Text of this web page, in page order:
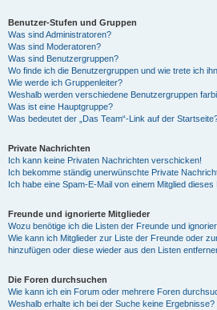
Benutzer-Stufen und Gruppen
Was sind Administratoren?
Was sind Moderatoren?
Was sind Benutzergruppen?
Wo finde ich die Benutzergruppen und wie trete ich
Wie werde ich Gruppenleiter?
Weshalb werden verschiedene Benutzergruppen
Was ist eine Hauptgruppe?
Was bedeutet der „Das Team“-Link auf der
Private Nachrichten
Ich kann keine Privaten Nachrichten verschicken!
Ich bekomme ständig unerwünschte Private
Ich habe eine Spam-E-Mail von einem Mitglied
Freunde und ignorierte Mitglieder
Wozu benötige ich die Listen der Freunde und
Wie kann ich Mitglieder zur Liste der Freunde oder
hinzufügen oder diese wieder aus den Listen
Die Foren durchsuchen
Wie kann ich ein Forum oder mehrere Foren
Weshalb erhalte ich bei der Suche keine Ergebnisse?